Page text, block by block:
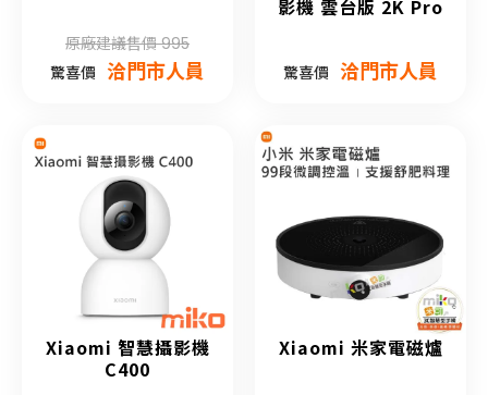
原廠建議售價 995
驚喜價 洽門市人員
影機 雲台版 2K Pro
驚喜價 洽門市人員
Xiaomi 智慧攝影機
C400
Xiaomi 米家電磁爐